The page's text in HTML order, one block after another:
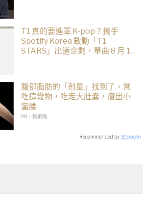
T1 真的要進軍 K-pop？攜手
Spotify Korea 啟動「T1
STARS」出道企劃，單曲 8 月 10
腹部脂肪的「剋星」找到了，常
吃這幾物，吃走大肚囊，瘦出小
蠻腰
PR・新素簡
Recommended by